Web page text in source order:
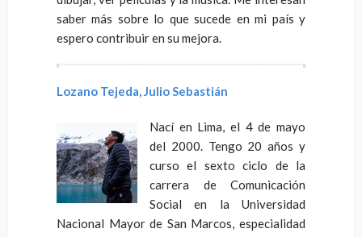
saber más sobre lo que sucede en mi país y
espero contribuir en su mejora.
Lozano Tejeda, Julio Sebastián
Nací en Lima, el 4 de mayo
del 2000. Tengo 20 años y
curso el sexto ciclo de la
carrera de Comunicación
Social en la Universidad
Nacional Mayor de San Marcos, especialidad